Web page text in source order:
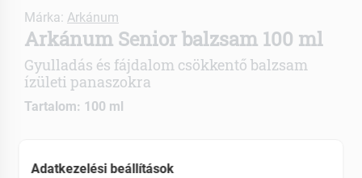
Márka: Arkánum
Arkánum Senior balzsam 100 ml
Gyulladás és fájdalom csökkentő balzsam
ízületi panaszokra
Tartalom: 100 ml
Helyileg fokozza a keringést
Adatkezelési beállítások